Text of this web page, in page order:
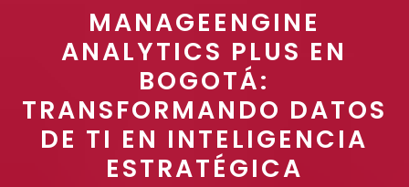
MANAGEENGINE
ANALYTICS PLUS EN
BOGOTÁ:
TRANSFORMANDO DATOS
DE TI EN INTELIGENCIA
ESTRATÉGICA